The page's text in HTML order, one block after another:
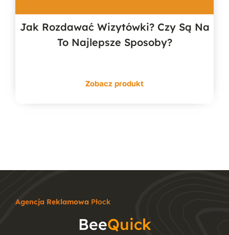
Jak Rozdawać Wizytówki? Czy Są Na
To Najlepsze Sposoby?
Zobacz produkt
Agencja ReklamowaPłock
BeeQuick